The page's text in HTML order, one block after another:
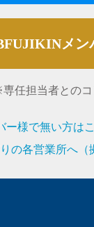
メン
任担当者との
ー様で無い方は
の各営業所へ（